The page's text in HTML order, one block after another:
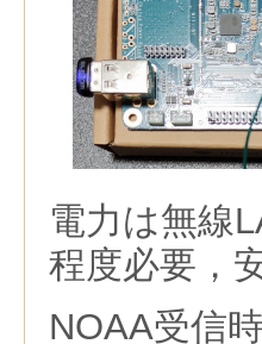
電力は無線
程度必要，
NOAA受信